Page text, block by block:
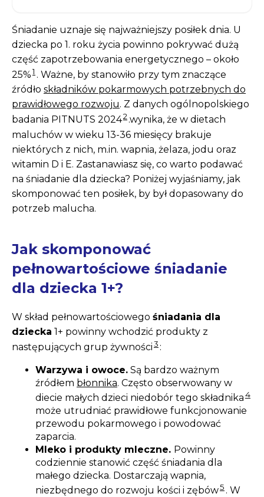
Śniadanie uznaje się najważniejszy posiłek dnia. U
dziecka po 1. roku życia powinno pokrywać dużą
część zapotrzebowania energetycznego – około
25%1 . Ważne, by stanowiło przy tym znaczące
źródło składników pokarmowych potrzebnych do
prawidłowego rozwoju. Z danych ogólnopolskiego
badania PITNUTS 20242.wynika, że w dietach
maluchów w wieku 13-36 miesięcy brakuje
niektórych z nich, m.in. wapnia, żelaza, jodu oraz
witamin D i E. Zastanawiasz się, co warto podawać
na śniadanie dla dziecka? Poniżej wyjaśniamy, jak
skomponować ten posiłek, by był dopasowany do
potrzeb malucha.
Jak skomponować
pełnowartościowe śniadanie
dla dziecka 1+?
W skład pełnowartościowego śniadania dla
dziecka 1+ powinny wchodzić produkty z
następujących grup żywności3 :
Warzywa i owoce. Są bardzo ważnym
źródłem błonnika. Często obserwowany w
diecie małych dzieci niedobór tego składnika4
może utrudniać prawidłowe funkcjonowanie
przewodu pokarmowego i powodować
zaparcia.
Mleko i produkty mleczne. Powinny
codziennie stanowić część śniadania dla
małego dziecka. Dostarczają wapnia,
niezbędnego do rozwoju kości i zębów5 . W